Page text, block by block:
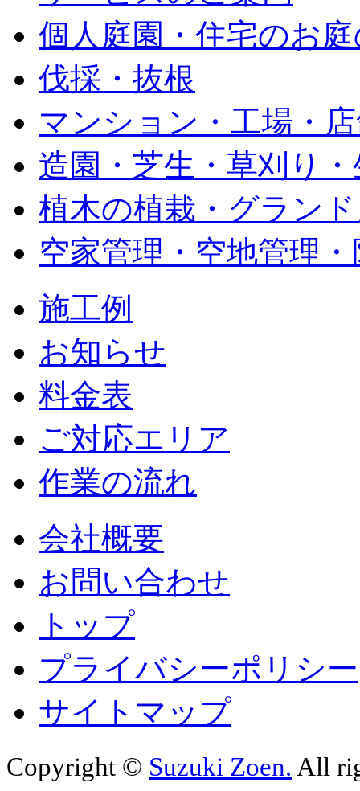
個人庭園・住宅のお
伐採・抜根
マンション・工場・
造園・芝生・草刈り
植木の植栽・グラン
空家管理・空地管理
施工例
お知らせ
料金表
ご対応エリア
作業の流れ
会社概要
お問い合わせ
トップ
プライバシーポリシー
サイトマップ
Copyright © Suzuki Zoen. All